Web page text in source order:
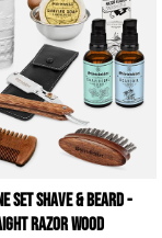
7.8.2026
Set Shave & Beard -
Razor Wood